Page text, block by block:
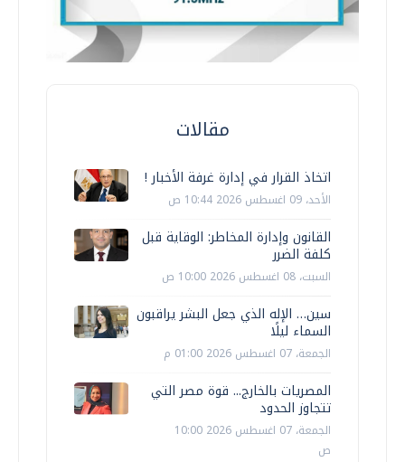
مقالات
اتخاذ القرار في إدارة غرفة الأخبار !
الأحد، 09 اغسطس 2026 10:44 ص
القانون وإدارة المخاطر: الوقاية قبل
كلفة الضرر
السبت، 08 اغسطس 2026 10:00 ص
سين… الإله الذي جعل البشر يراقبون
السماء ليلًا
الجمعة، 07 اغسطس 2026 01:00 م
المصريات بالخارج... قوة مصر التي
تتجاوز الحدود
الجمعة، 07 اغسطس 2026 10:00
ص